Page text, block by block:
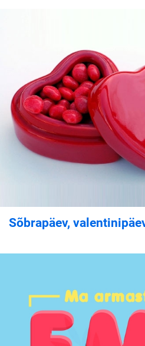
Sõbrapäev,